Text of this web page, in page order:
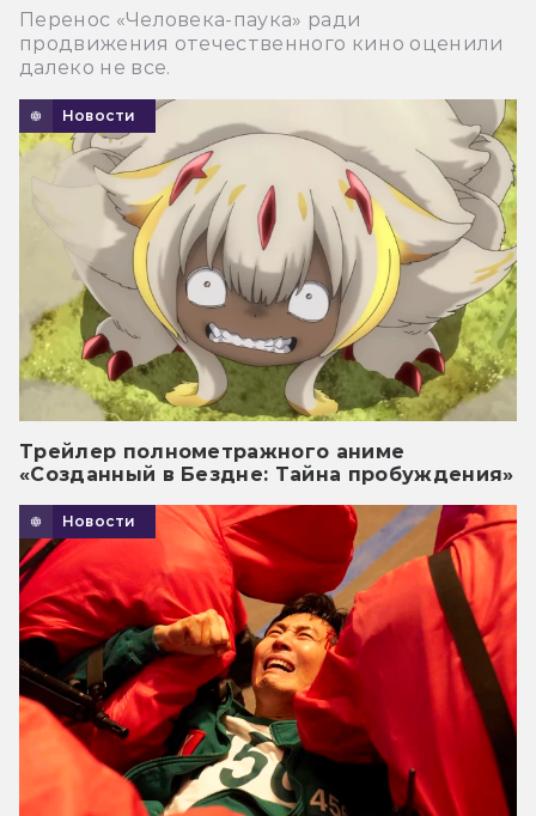
Перенос «Человека-паука» ради
продвижения отечественного кино оценили
далеко не все.
Новости
Трейлер полнометражного аниме
«Созданный в Бездне: Тайна пробуждения»
Новости